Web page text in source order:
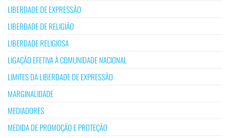
LIBERDADE DE EXPRESSÃO
LIBERDADE DE RELIGIÃO
LIBERDADE RELIGIOSA
LIGAÇÃO EFETIVA À COMUNIDADE NACIONAL
LIMITES DA LIBERDADE DE EXPRESSÃO
MARGINALIDADE
MEDIADORES
MEDIDA DE PROMOÇÃO E PROTEÇÃO